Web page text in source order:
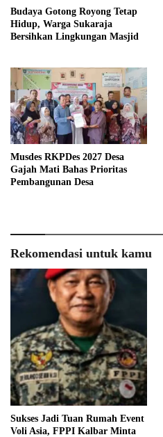
Budaya Gotong Royong Tetap
Hidup, Warga Sukaraja
Bersihkan Lingkungan Masjid
Musdes RKPDes 2027 Desa
Gajah Mati Bahas Prioritas
Pembangunan Desa
Rekomendasi untuk kamu
Sukses Jadi Tuan Rumah Event
Voli Asia, FPPI Kalbar Minta